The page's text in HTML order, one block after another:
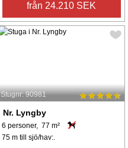
från 24.210 SEK
Stugnr: 90981
Nr. Lyngby
6 personer, 77 m²
75 m till sjö/hav:.